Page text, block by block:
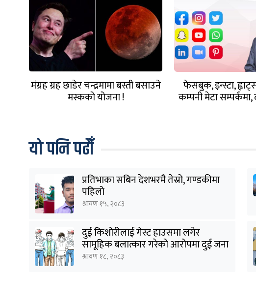
मंग्रह ग्रह छाडेर चन्द्रमामा बस्ती बसाउने
मस्कको योजना !
फेसबुक, इन्स्टा,
कम्पनी मेटा सम्पर्कमा,
यो पनि पढौँ
प्रतिभाका सबिन देशभरमै तेस्रो, गण्डकीमा
पहिलो
श्रावण १५, २०८३
दुई किशोरीलाई गेस्ट हाउसमा लगेर
सामूहिक बलात्कार गरेको आरोपमा दुई जना
पक्राउ
श्रावण १८, २०८३